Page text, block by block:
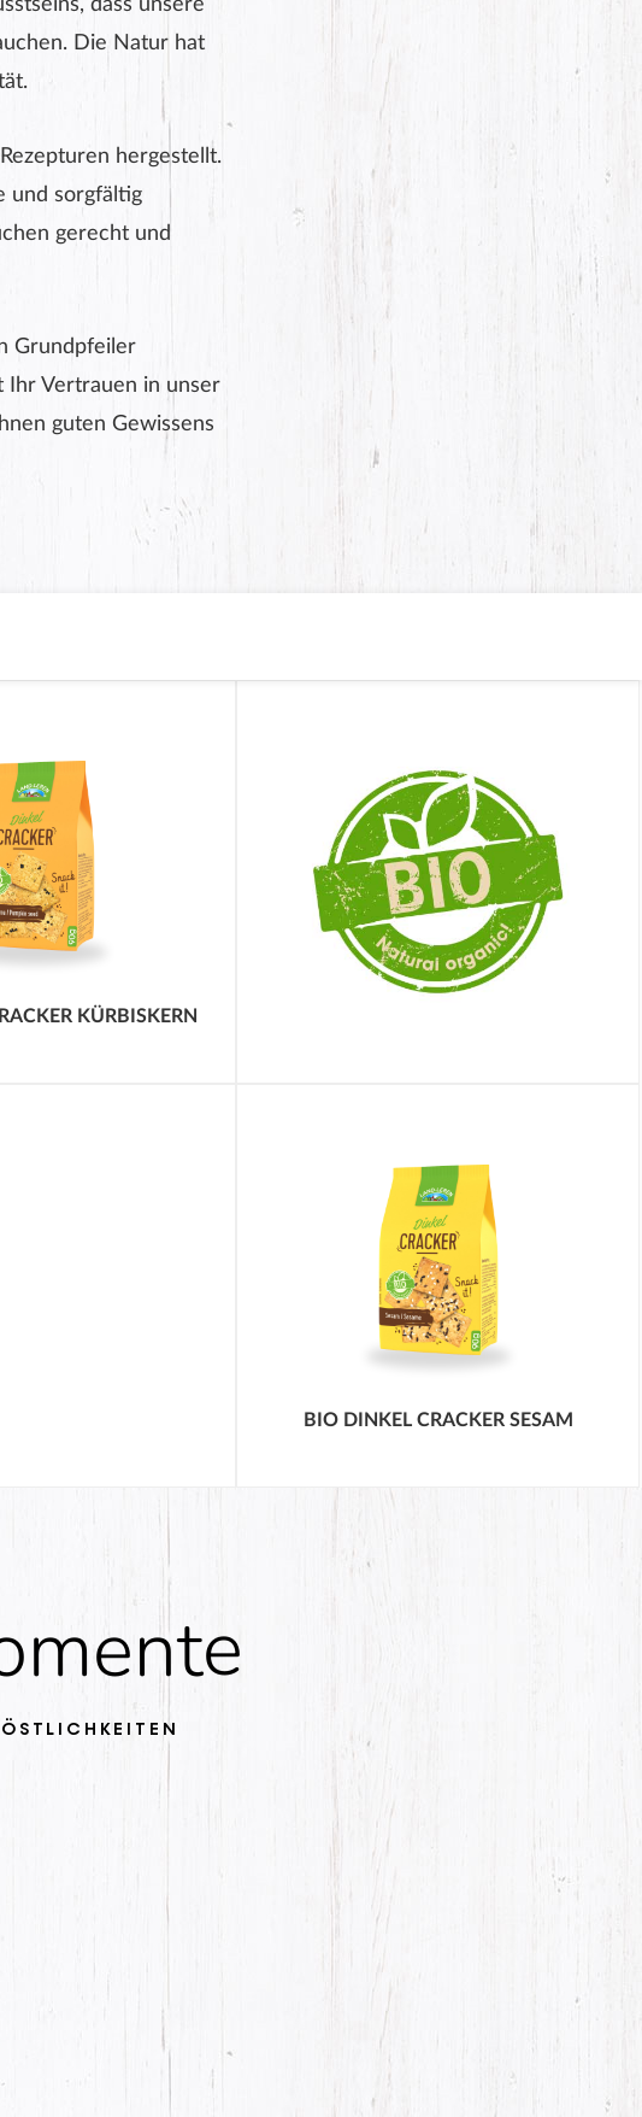
dass unsere
Die Natur hat
hergestellt.
und sorgfältig
gerecht und
Grundpfeiler
Ihr Vertrauen in unser
guten Gewissens
KÜRBISKERN
BIO DINKEL CRACKER SESAM